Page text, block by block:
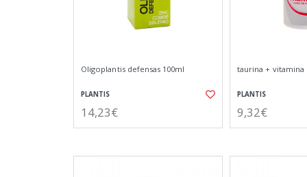
Oligoplantis defensas 100ml
PLANTIS
14,23€
taurina + vitamina
PLANTIS
9,32€